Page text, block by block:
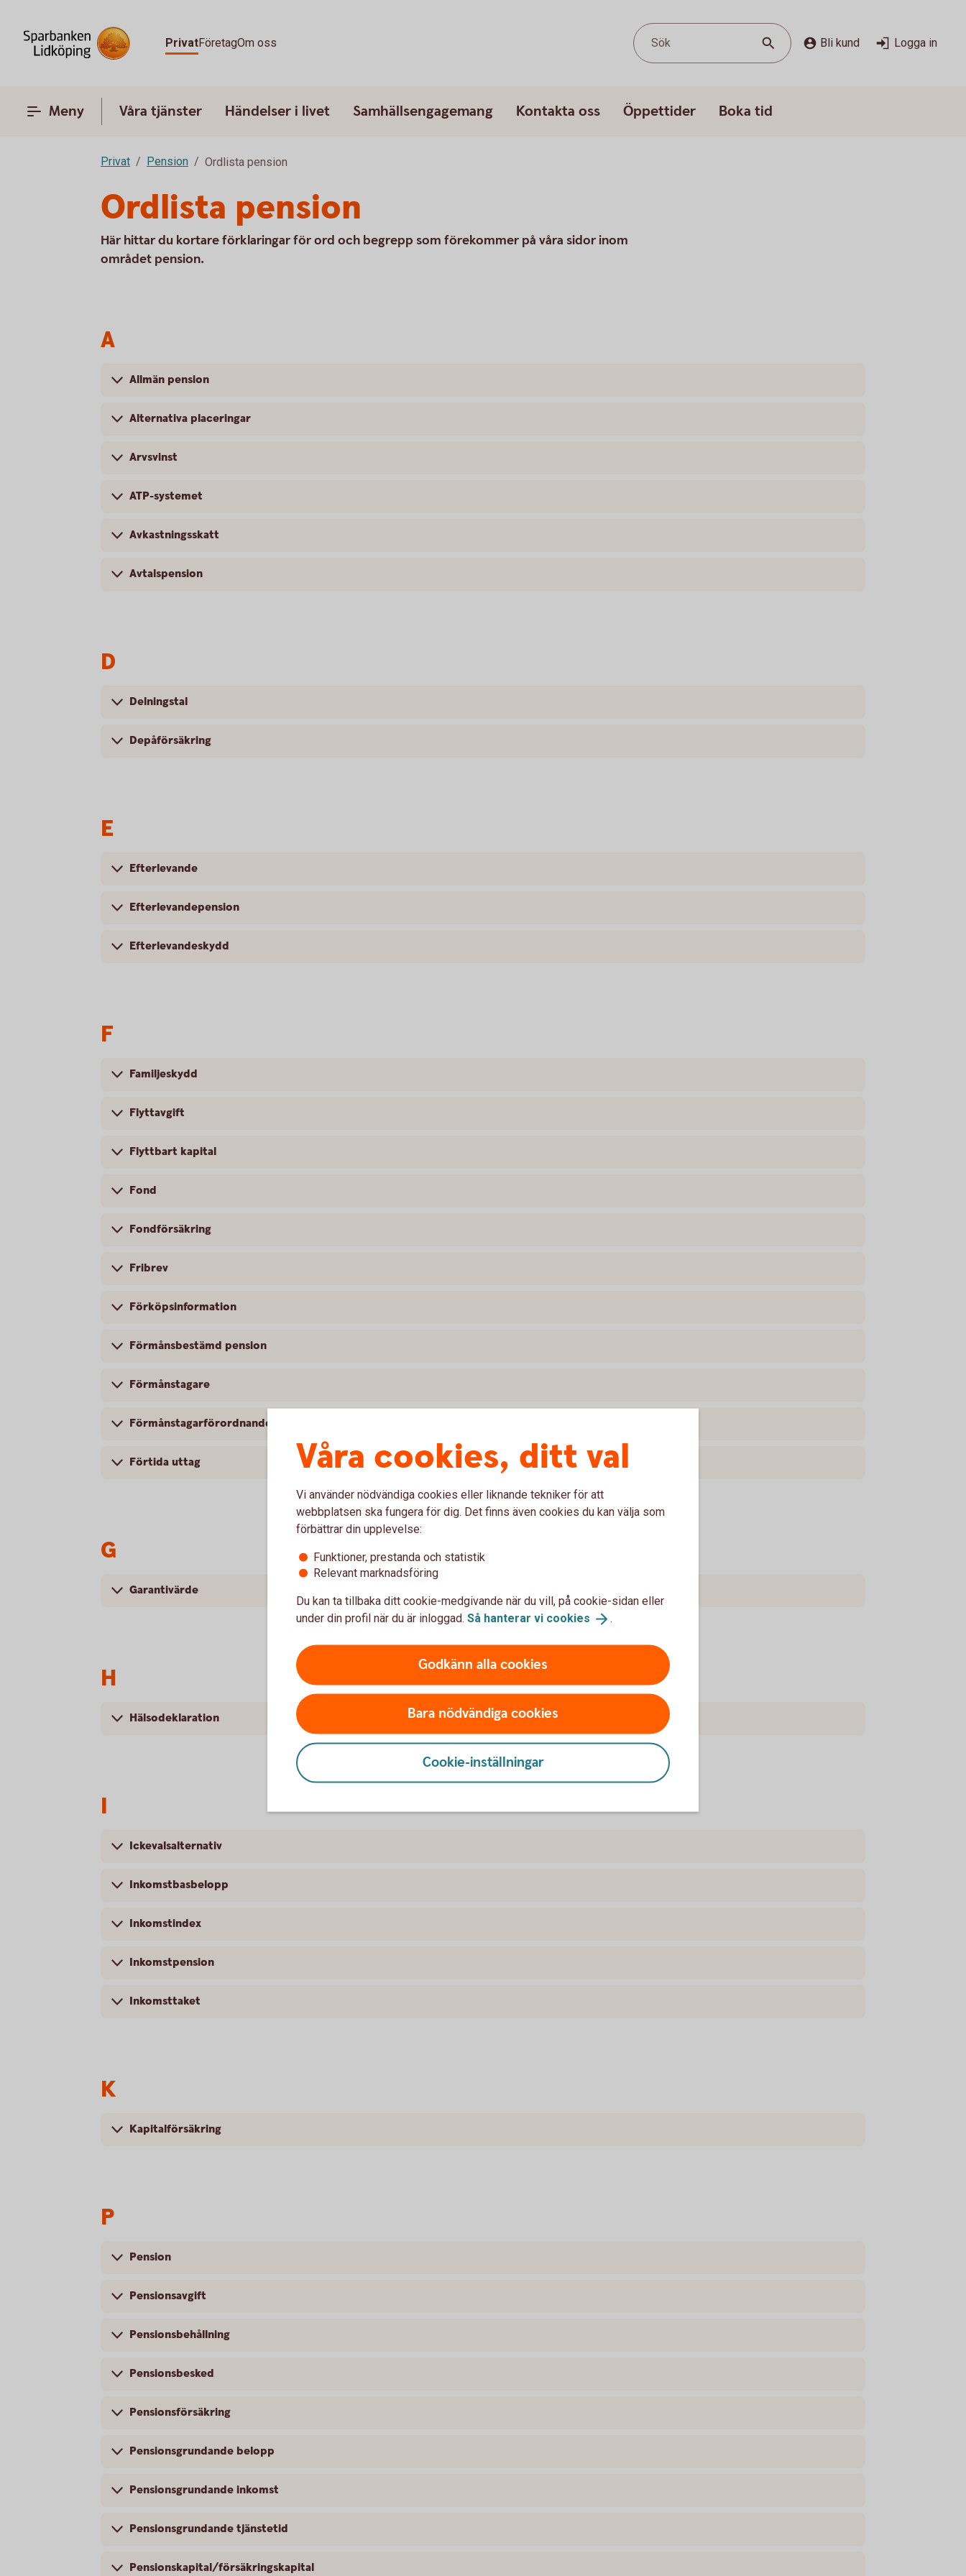
PrivatFöretagOm oss Sök Bli kund Logga in
Meny Våra tjänster Händelser i livet Samhällsengagemang Kontakta oss Öppettider Boka tid
Privat Pension Ordlista pension
Ordlista pension
Här hittar du kortare förklaringar för ord och begrepp som förekommer på våra sidor inom
området pension.
A
Allmän pension
Alternativa placeringar
Arvsvinst
ATP-systemet
Avkastningsskatt
Avtalspension
D
Delningstal
Depåförsäkring
E
Efterlevande
Efterlevandepension
Efterlevandeskydd
F
Familjeskydd
Flyttavgift
Flyttbart kapital
Fond
Fondförsäkring
Fribrev
Förköpsinformation
Förmånsbestämd pension
Förmånstagare
Förmånstagarförordnande
Förtida uttag
G
Garantivärde
H
Hälsodeklaration
I
Ickevalsalternativ
Inkomstbasbelopp
Inkomstindex
Inkomstpension
Inkomsttaket
K
Kapitalförsäkring
P
Pension
Pensionsavgift
Pensionsbehållning
Pensionsbesked
Pensionsförsäkring
Pensionsgrundande belopp
Pensionsgrundande inkomst
Pensionsgrundande tjänstetid
Pensionskapital/försäkringskapital
Våra cookies, ditt val
Vi använder nödvändiga cookies eller liknande tekniker för att
webbplatsen ska fungera för dig. Det finns även cookies du kan välja som
förbättrar din upplevelse:
Funktioner, prestanda och statistik
Relevant marknadsföring
Du kan ta tillbaka ditt cookie-medgivande när du vill, på cookie-sidan eller
under din profil när du är inloggad. Så hanterar vi cookies .
Godkänn alla cookies
Bara nödvändiga cookies
Cookie-inställningar